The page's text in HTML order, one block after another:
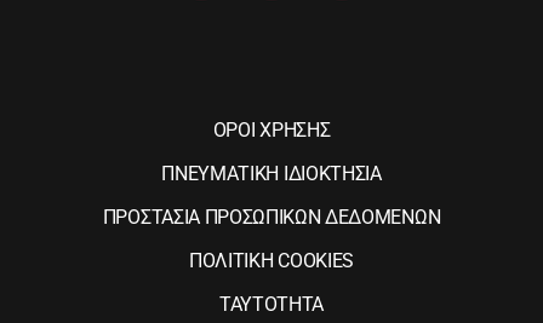
ΟΡΟΙ ΧΡΗΣΗΣ
ΠΝΕΥΜΑΤΙΚΗ ΙΔΙΟΚΤΗΣΙΑ
ΠΡΟΣΤΑΣΙΑ ΠΡΟΣΩΠΙΚΩΝ ΔΕΔΟΜΕΝΩΝ
ΠΟΛΙΤΙΚΗ COOKIES
ΤΑΥΤΟΤΗΤΑ